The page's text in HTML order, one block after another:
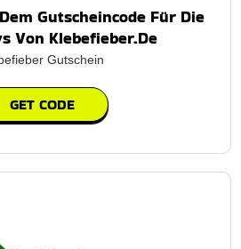
Gutscheincode Für Die
Von Klebefieber.De
Gutschein
GET CODE